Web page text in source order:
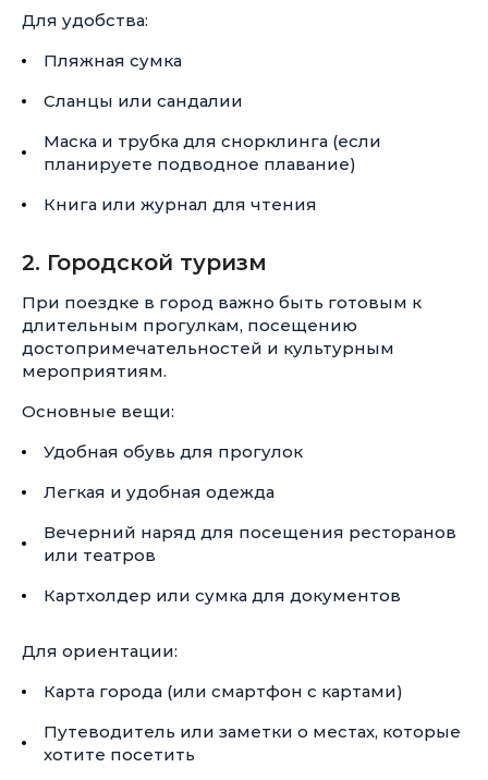
Для удобства:
Пляжная сумка
Сланцы или сандалии
Маска и трубка для снорклинга (если
планируете подводное плавание)
Книга или журнал для чтения
2. Городской туризм
При поездке в город важно быть готовым к
длительным прогулкам, посещению
достопримечательностей и культурным
мероприятиям.
Основные вещи:
Удобная обувь для прогулок
Легкая и удобная одежда
Вечерний наряд для посещения ресторанов
или театров
Картхолдер или сумка для документов
Для ориентации:
Карта города (или смартфон с картами)
Путеводитель или заметки о местах, которые
хотите посетить